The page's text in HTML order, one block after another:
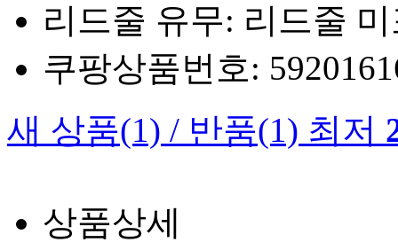
리드줄 유무: 리드줄
쿠팡상품번호:
새 상품(1) / 반품(1) 최저
상품상세